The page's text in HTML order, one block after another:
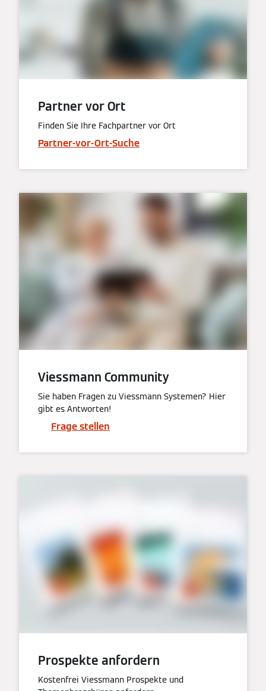
Partner vor Ort
Finden Sie Ihre Fachpartner vor Ort
Partner-vor-Ort-Suche
Viessmann Community
Sie haben Fragen zu Viessmann Systemen? Hier
gibt es Antworten!
Frage stellen
Prospekte anfordern
Kostenfrei Viessmann Prospekte und